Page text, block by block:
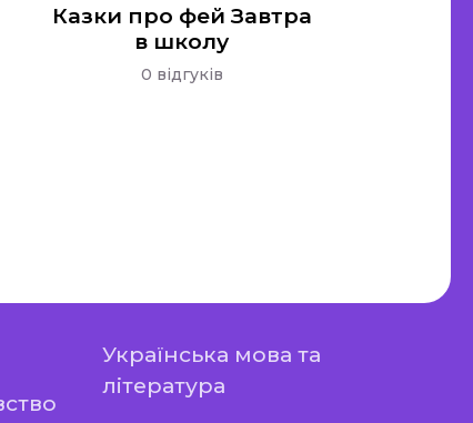
Казки про фей Завтра
в школу
0 відгуків
Українська мова та
література